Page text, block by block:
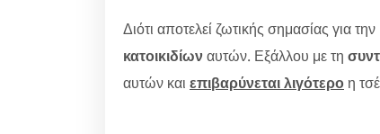
Διότι αποτελεί ζωτικής σημασίας για την
κατοικιδίωναυτών. Εξάλλου με τη
αυτών και επιβαρύνεται λιγότερο η